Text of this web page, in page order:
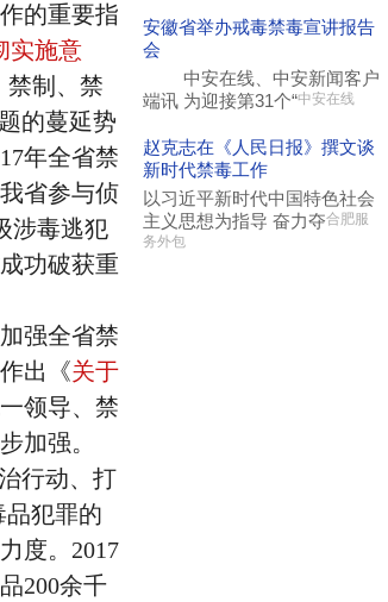
的重要指
实施意
禁制、禁
的蔓延势
年全省禁
省参与侦
涉毒逃犯
功破获重
强全省禁
出《关于
领导、禁
加强。
行动、打
品犯罪的
度。2017
200余千
安徽省举办戒毒禁毒宣讲报告
会
中安在线、中安新闻客户
端讯 为迎接第31个“中安在线
赵克志在《人民日报》撰文谈
新时代禁毒工作
以习近平新时代中国特色社会
主义思想为指导 奋力夺合肥服
务外包